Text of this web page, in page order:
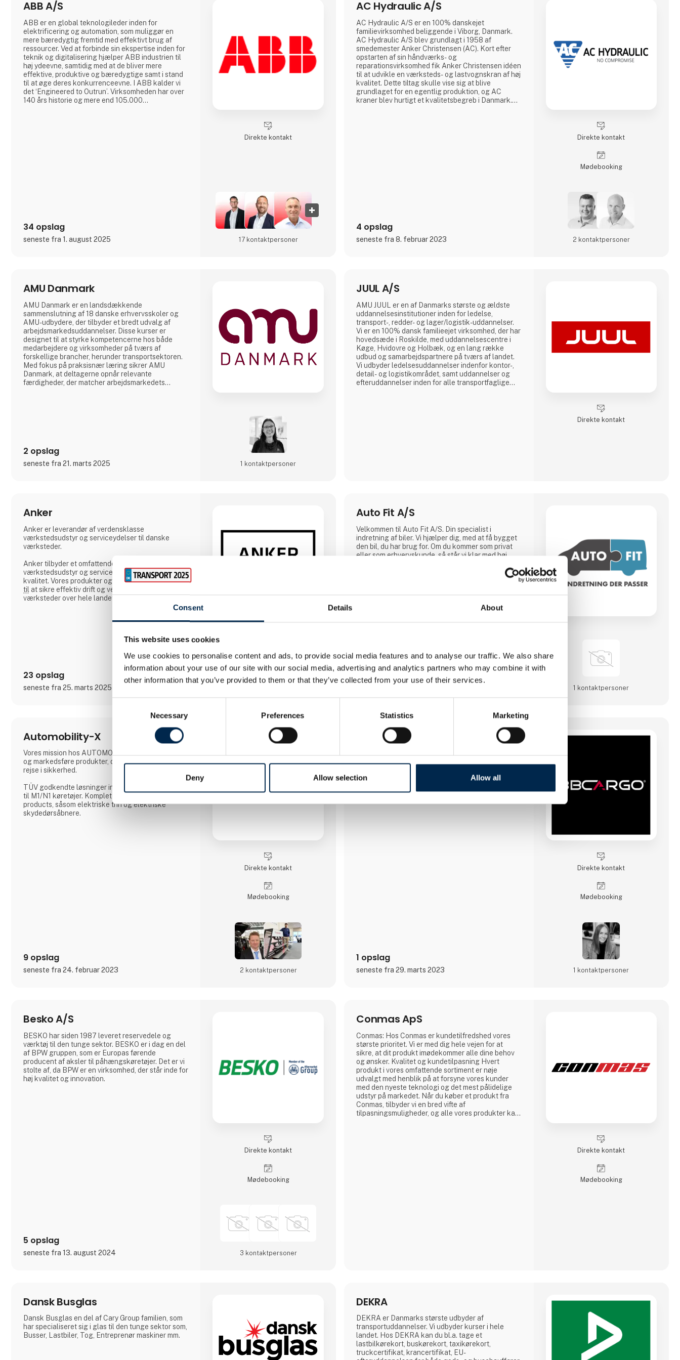
Consent Details About
This website uses cookies
We use cookies to personalise content and ads, to provide social media features and to analyse our traffic. We also share
information about your use of our site with our social media, advertising and analytics partners who may combine it with
other information that you’ve provided to them or that they’ve collected from your use of their services.
Necessary Preferences Statistics Marketing
Deny Allow selection Allow all
ABB A/S
ABB er en global teknologileder inden for
elektrificering og automation, som muliggør en
mere bæredygtig fremtid med effektivt brug af
ressourcer. Ved at forbinde sin ekspertise inden for
teknik og digitalisering hjælper ABB industrien til
høj ydeevne, samtidig med at de bliver mere
effektive, produktive og bæredygtige samt i stand
til at øge deres konkurrenceevne. I ABB kalder vi
det ‘Engineered to Outrun’. Virksomheden har over
140 års historie og mere end 105.000
34 opslag
seneste fra 1. august 2025
Direkte kontakt
17 kontakt­personer
AC Hydraulic A/S
AC Hydraulic A/S er en 100% danskejet
familievirksomhed beliggende i Viborg, Danmark.
AC Hydraulic A/S blev grundlagt i 1958 af
smedemester Anker Christensen (AC). Kort efter
opstarten af sin håndværks- og
reparationsvirksomhed fik Anker Christensen idéen
til at udvikle en værksteds- og lastvognskran af høj
kvalitet. Dette tiltag skulle vise sig at blive
grundlaget for en egentlig produktion, og AC
kraner blev hurtigt et kvalitetsbegreb i Danmark.
4 opslag
seneste fra 8. februar 2023
Direkte kontakt
Møde­booking
2 kontakt­personer
AMU Danmark
AMU Danmark er en landsdækkende
sammenslutning af 18 danske erhvervsskoler og
AMU-udbydere, der tilbyder et bredt udvalg af
arbejdsmarkedsuddannelser. Disse kurser er
designet til at styrke kompetencerne hos både
medarbejdere og virksomheder på tværs af
forskellige brancher, herunder transportsektoren.
Med fokus på praksisnær læring sikrer AMU
Danmark, at deltagerne opnår relevante
færdigheder, der matcher arbejdsmarkedets
2 opslag
seneste fra 21. marts 2025 1 kontakt­personer
JUUL A/S
AMU JUUL er en af Danmarks største og ældste
uddannelsesinstitutioner inden for ledelse,
transport-, redder- og lager/logistik-uddannelser.
Vi er en 100% dansk familieejet virksomhed, der har
hovedsæde i Roskilde, med uddannelsescentre i
Køge, Hvidovre og Holbæk, og en lang række
udbud og samarbejdspartnere på tværs af landet.
Vi udbyder ledelsesuddannelser indenfor kontor-,
detail- og logistikområdet, samt uddannelser og
efteruddannelser inden for alle transportfaglige
Direkte kontakt
Anker
Anker er leverandør af verdensklasse
værkstedsudstyr og serviceydelser til danske
værksteder.
Anker tilbyder et omfattende udvalg af
værkstedsudstyr og serviceydelser af højeste
kvalitet. Vores produkter og løsninger er designet
til at sikre effektiv drift og vedligeholdelse for
værksteder over hele landet.
i værkstederne. Vores engagement i sikkerhed,
vores virksomhed og afspejler vores løfte om at
verdensklasse har de bedste arbejdsforhold, til
gavn for deres medarbejdere, forretning og k
23 opslag
seneste fra 25. marts 2025
Auto Fit A/S
Velkommen til Auto Fit A/S. Din specialist i
indretning af biler. Vi hjælper dig, med at få bygget
den bil, du har brug for. Om du kommer som privat
eller som erhvervskunde, så står vi klar med høj
1 opslag
1 kontakt­personer
Automobility-X
Vores mission hos AUTOMOBILITY-X er at udvikle
og markedsføre produkter, der sikrer at alle kan
rejse i sikkerhed.
TÜV godkendte løsninger indenfor sæder og gulve
til M1/N1 køretøjer. Komplet udvalg af access
products, såsom elektriske trin og elektriske
skydedørsåbnere.
9 opslag
seneste fra 24. februar 2023
Direkte kontakt
Møde­booking
2 kontakt­personer
BBCARGO
.
1 opslag
seneste fra 29. marts 2023
Direkte kontakt
Møde­booking
1 kontakt­personer
Besko A/S
BESKO har siden 1987 leveret reservedele og
værktøj til den tunge sektor. BESKO er i dag en del
af BPW gruppen, som er Europas førende
producent af aksler til påhængskøretøjer. Det er vi
stolte af, da BPW er en virksomhed, der står inde for
høj kvalitet og innovation.
5 opslag
seneste fra 13. august 2024
Direkte kontakt
Møde­booking
3 kontakt­personer
Conmas ApS
Conmas: Hos Conmas er kundetilfredshed vores
største prioritet. Vi er med dig hele vejen for at
sikre, at dit produkt imødekommer alle dine behov
og ønsker. Kvalitet og kundetilpasning Hvert
produkt i vores omfattende sortiment er nøje
udvalgt med henblik på at forsyne vores kunder
med den nyeste teknologi og det mest pålidelige
udstyr på markedet. Når du køber et produkt fra
Conmas, tilbyder vi en bred vifte af
tilpasningsmuligheder, og alle vores produkter kan
Direkte kontakt
Møde­booking
Dansk Busglas
Dansk Busglas en del af Cary Group familien, som
har specialiseret sig i glas til den tunge sektor som,
Busser, Lastbiler, Tog, Entreprenør maskiner mm.
DEKRA
DEKRA er Danmarks største udbyder af
transportuddannelser. Vi udbyder kurser i hele
landet. Hos DEKRA kan du bl.a. tage et
lastbilkørekort, buskørekort, taxikørekort,
truckcertifikat, krancertifikat, EU-